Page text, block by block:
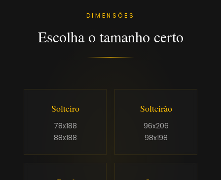
DIMENSÕES
Escolha o tamanho certo
Solteiro
78x188
88x188
Solteirão
96x206
98x198